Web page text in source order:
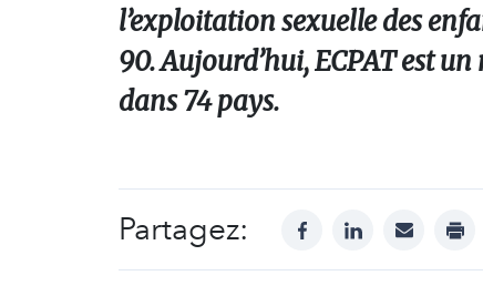
l’exploitation sexuelle des
90. Aujourd’hui, ECPAT est
dans 74 pays.
Partagez: facebooklinkedinmail print